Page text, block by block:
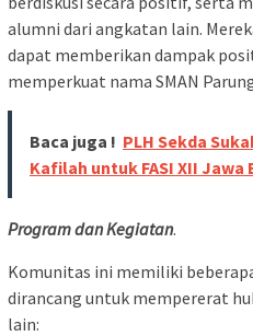
alumni dari angkatan lain.
dapat memberikan dampak
memperkuat nama SMAN
Baca juga ! PLH Sekda
Kafilah untuk FASI XII Jawa
Program dan Kegiatan.
Komunitas ini memiliki
dirancang untuk mempererat
lain: